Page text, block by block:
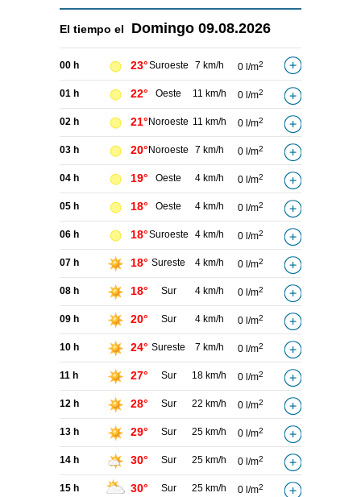
El tiempo el Domingo 09.08.2026
00 h 23°Suroeste 7 km/h 0 l/m2
01 h 22° Oeste 11 km/h 0 l/m2
02 h 21° Noroeste 11 km/h 0 l/m2
03 h 20° Noroeste 7 km/h 0 l/m2
04 h 19° Oeste 4 km/h 0 l/m2
05 h 18° Oeste 4 km/h 0 l/m2
06 h 18°Suroeste 4 km/h 0 l/m2
07 h 18° Sureste 4 km/h 0 l/m2
08 h 18° Sur 4 km/h 0 l/m2
09 h 20° Sur 4 km/h 0 l/m2
10 h 24° Sureste 7 km/h 0 l/m2
11 h 27° Sur 18 km/h 0 l/m2
12 h 28° Sur 22 km/h 0 l/m2
13 h 29° Sur 25 km/h 0 l/m2
14 h 30° Sur 25 km/h 0 l/m2
15 h 30° Sur 25 km/h 0 l/m2